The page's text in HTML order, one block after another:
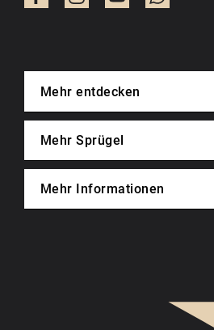
Mehr entdecken
Mehr Sprügel
Mehr Informationen